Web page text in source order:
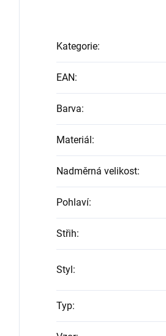
Kategorie:
EAN:
Barva:
Materiál :
Nadměrná velikost:
Pohlaví:
Střih:
Styl :
Typ: